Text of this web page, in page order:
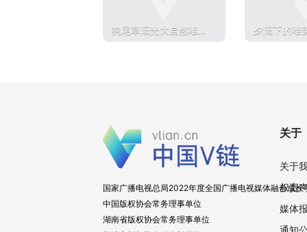
狗尾草阳光大自然唯美
夕阳下的唯
国家广播电视总局2022年度全国广播电视媒体融合成长
中国版权协会常务理事单位
湖南省版权协会常务理事单位
关于
关于
权责
媒体